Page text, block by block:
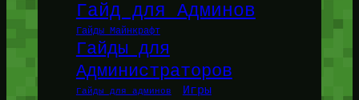
Гайд для Админов
Гайды Майнкрафт
Гайды для
Администраторов
Гайды для админов Игры